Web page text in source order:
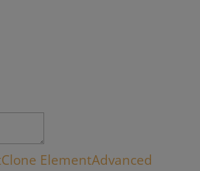
Clone ElementAdvanced